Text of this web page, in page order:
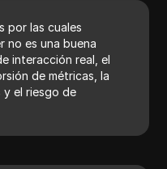
por las cuales
no es una buena
interacción real, el
de métricas, la
y el riesgo de